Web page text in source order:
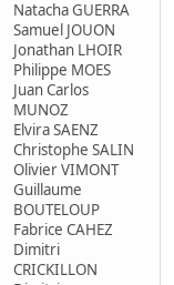
Natacha GUERRA
Samuel JOUON
Jonathan LHOIR
Philippe MOES
Juan Carlos
MUNOZ
Elvira SAENZ
Christophe SALIN
Olivier VIMONT
Guillaume
BOUTELOUP
Fabrice CAHEZ
Dimitri
CRICKILLON